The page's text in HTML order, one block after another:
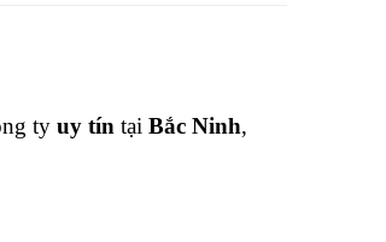
tyuy tín tại Bắc Ninh,